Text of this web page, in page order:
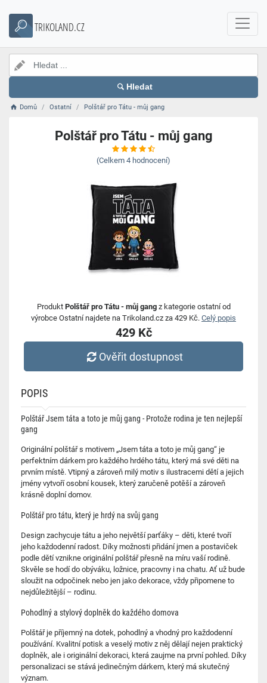
TRIKOLAND.CZ
Hledat
Domů Ostatní Polštář pro Tátu - můj gang
Polštář pro Tátu - můj gang
(Celkem 4 hodnocení)
Produkt Polštář pro Tátu - můj gangz kategorie ostatní od
výrobce Ostatní najdete na Trikoland.cz za 429 Kč. Celý popis
429 Kč
Ověřit dostupnost
POPIS
Polštář Jsem táta a toto je můj gang - Protože rodina je ten nejlepší
gang
Originální polštář s motivem „Jsem táta a toto je můj gang“ je
perfektním dárkem pro každého hrdého tátu, který má své děti na
prvním místě. Vtipný a zároveň milý motiv s ilustracemi dětí a jejich
jmény vytvoří osobní kousek, který zaručeně potěší a zároveň
krásně doplní domov.
Polštář pro tátu, který je hrdý na svůj gang
Design zachycuje tátu a jeho největší parťáky – děti, které tvoří
jeho každodenní radost. Díky možnosti přidání jmen a postaviček
podle dětí vznikne originální polštář přesně na míru vaší rodině.
Skvěle se hodí do obýváku, ložnice, pracovny i na chatu. Ať už bude
sloužit na odpočinek nebo jen jako dekorace, vždy připomene to
nejdůležitější – rodinu.
Pohodlný a stylový doplněk do každého domova
Polštář je příjemný na dotek, pohodlný a vhodný pro každodenní
používání. Kvalitní potisk a veselý motiv z něj dělají nejen praktický
doplněk, ale i originální dekoraci, která zaujme na první pohled. Díky
personalizaci se stává jedinečným dárkem, který má skutečný
význam.